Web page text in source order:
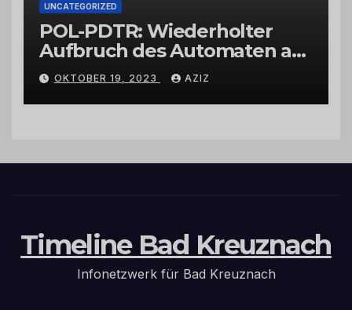
UNCATEGORIZED
POL-PDTR: Wiederholter
Aufbruch des Automaten am
Wohnmobilstellplatz in
Hermeskeil am Labachweg
OKTOBER 19, 2023 AZIZ
Timeline Bad Kreuznach
Infonetzwerk für Bad Kreuznach